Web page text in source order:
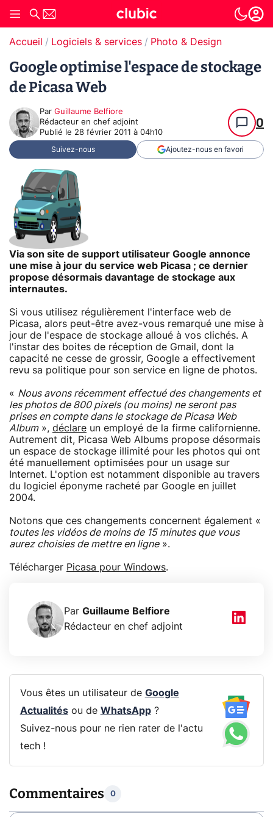
Accueil Logiciels & services Photo & Design
Google optimise l'espace de stockage
de Picasa Web
Par Guillaume Belfiore
Rédacteur en chef adjoint
Publié le 28 février 2011 à 04h10
0
Suivez-nous Ajoutez-nous en favori
Via son site de support utilisateur Google annonce
une mise à jour du service web Picasa ; ce dernier
propose désormais davantage de stockage aux
internautes.
Si vous utilisez régulièrement l'interface web de
Picasa, alors peut-être avez-vous remarqué une mise à
jour de l'espace de stockage alloué à vos clichés. A
l'instar des boites de réception de Gmail, dont la
capacité ne cesse de grossir, Google a effectivement
revu sa politique pour son service en ligne de photos.
« Nous avons récemment effectué des changements et
les photos de 800 pixels (ou moins) ne seront pas
prises en compte dans le stockage de Picasa Web
Album», déclare un employé de la firme californienne.
Autrement dit, Picasa Web Albums propose désormais
un espace de stockage illimité pour les photos qui ont
été manuellement optimisées pour un usage sur
Internet. L'option est notamment disponible au travers
du logiciel éponyme racheté par Google en juillet
2004.
Notons que ces changements concernent également «
toutes les vidéos de moins de 15 minutes que vous
aurez choisies de mettre en ligne».
Télécharger Picasa pour Windows.
Par Guillaume Belfiore
Rédacteur en chef adjoint
Vous êtes un utilisateur de Google
Actualitésou de WhatsApp?
Suivez-nous pour ne rien rater de l'actu
tech !
Commentaires 0